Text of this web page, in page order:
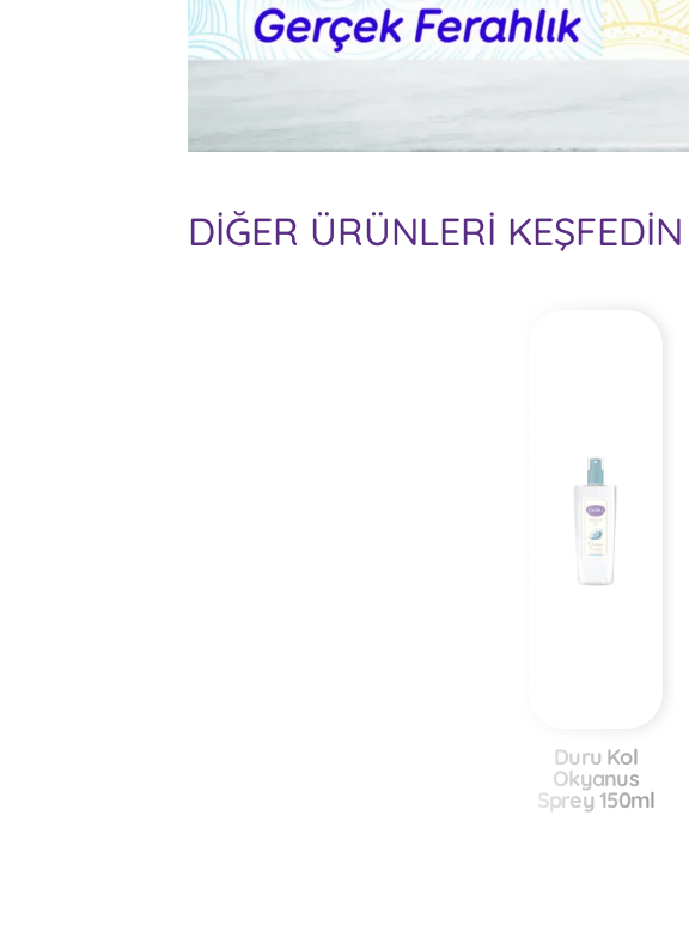
DİĞER ÜRÜNLERİ KEŞFEDİN
Duru Kol
Okyanus
Sprey 150ml